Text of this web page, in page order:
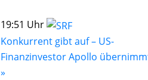
19:51 Uhr
Konkurrent gibt auf – US-
Finanzinvestor Apollo
»